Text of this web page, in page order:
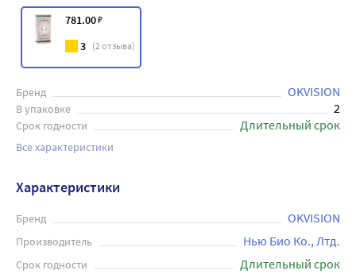
781.00₽
3 (2отзыва)
Бренд OKVISION
В упаковке 2
Срок годности Длительный срок
Все характеристики
Характеристики
Бренд OKVISION
Производитель Нью Био Ко., Лтд.
Срок годности Длительный срок